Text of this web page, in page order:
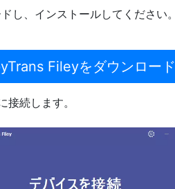
し、インストールしてください
Fileyをダウンロード
続します。